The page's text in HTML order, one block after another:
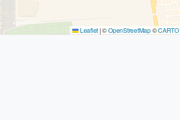
Leaflet |©OpenStreetMap©CARTO